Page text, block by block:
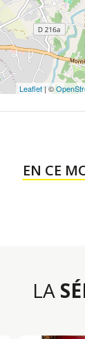
Leaflet | ©
EN CE
LA